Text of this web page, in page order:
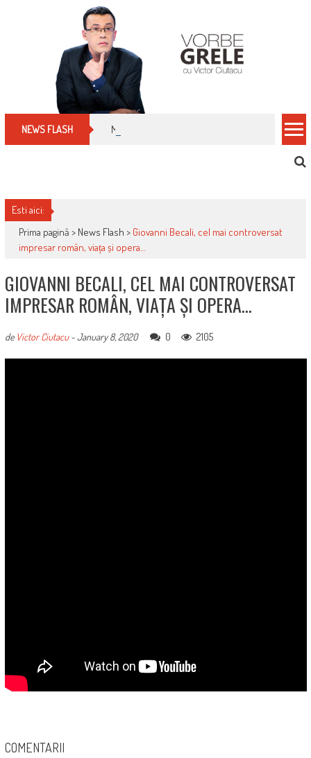
NEWS FLASH Manualul micului cititor de facturi: nu plăti
Esti aici:
Prima pagină > News Flash > Giovanni Becali, cel mai controversat
impresar român, viața și opera…
GIOVANNI BECALI, CEL MAI CONTROVERSAT
IMPRESAR ROMÂN, VIAȚA ȘI OPERA…
de Victor Ciutacu-January 8, 2020 0 2105
COMENTARII